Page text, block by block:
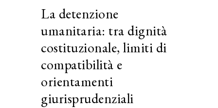
La detenzione
umanitaria: tra dignità
costituzionale, limiti di
compatibilità e
orientamenti
giurisprudenziali